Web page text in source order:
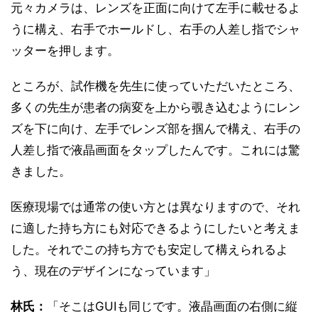
元々カメラは、レンズを正面に向けて左手に載せるよ
うに構え、右手でホールドし、右手の人差し指でシャ
ッターを押します。
ところが、試作機を先生に使っていただいたところ、
多くの先生が患者の病変を上から覗き込むようにレン
ズを下に向け、左手でレンズ部を掴んで構え、右手の
人差し指で液晶画面をタップしたんです。これには驚
きました。
医療現場では通常の使い方とは異なりますので、それ
に適した持ち方にも対応できるようにしたいと考えま
した。それでこの持ち方でも安定して構えられるよ
う、現在のデザインになっています」
林氏：
「そこはGUIも同じです。液晶画面の右側に縦